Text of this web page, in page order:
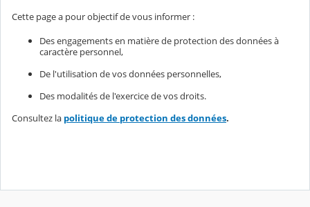
Cette page a pour objectif de vous informer :
Des engagements en matière de protection des données à
caractère personnel,
De l'utilisation de vos données personnelles,
Des modalités de l'exercice de vos droits.
Consultez la politique de protection des données.